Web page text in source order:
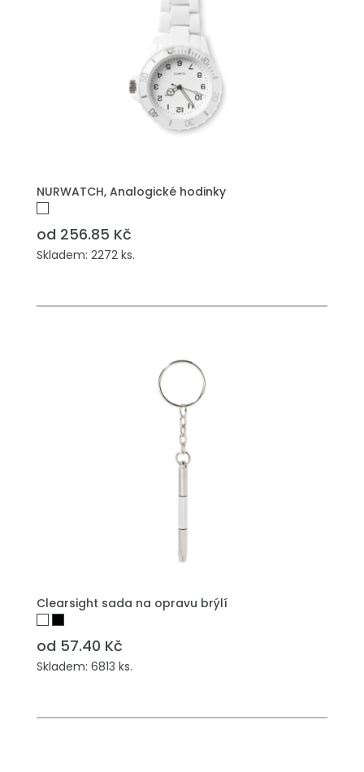
NURWATCH, Analogické hodinky
od 256.85 Kč
Skladem: 2272 ks.
Clearsight sada na opravu brýlí
od 57.40 Kč
Skladem: 6813 ks.